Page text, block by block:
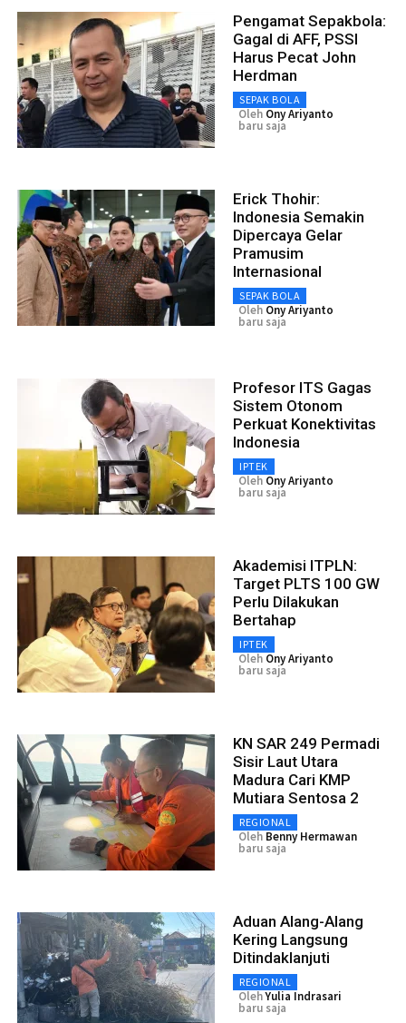
Pengamat Sepakbola:
Gagal di AFF, PSSI
Harus Pecat John
Herdman
SEPAK BOLA
Oleh Ony Ariyanto
baru saja
Erick Thohir:
Indonesia Semakin
Dipercaya Gelar
Pramusim
Internasional
SEPAK BOLA
Oleh Ony Ariyanto
baru saja
Profesor ITS Gagas
Sistem Otonom
Perkuat Konektivitas
Indonesia
IPTEK
Oleh Ony Ariyanto
baru saja
Akademisi ITPLN:
Target PLTS 100 GW
Perlu Dilakukan
Bertahap
IPTEK
Oleh Ony Ariyanto
baru saja
KN SAR 249 Permadi
Sisir Laut Utara
Madura Cari KMP
Mutiara Sentosa 2
REGIONAL
Oleh Benny Hermawan
baru saja
Aduan Alang-Alang
Kering Langsung
Ditindaklanjuti
REGIONAL
OlehYulia Indrasari
baru saja